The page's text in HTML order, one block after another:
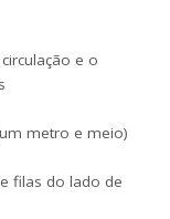
e o
metro e meio)
filas do lado de